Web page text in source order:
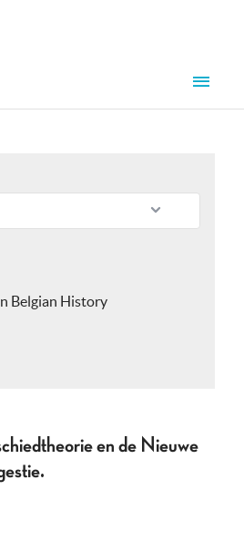
Belgian History
en de Nieuwe